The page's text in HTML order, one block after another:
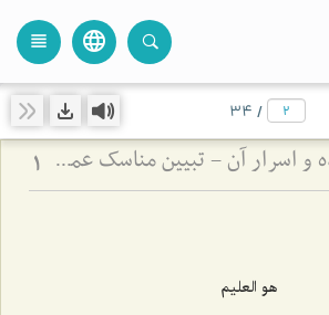
language
view_headline
/
34
اعمال عمرۀ مفرده و اسرار آن - تبیین مناسک عمره و توضیح اماکن مکه و مدینه 1
هو العليم